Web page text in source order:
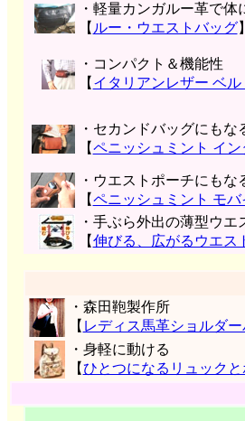
・軽量カンガルー革で体
【 ルー・ウエストバッグ】
・コンパクト＆機能性
【 イタリアンレザー ベル
・セカンドバッグにもな
【ペニッシュミント イン
・ウエストポーチにもな
【ペニッシュミント モバ
・手ぶら外出の薄型ウエ
【伸びる、広がるウエス
・森田鞄製作所
【 レディス馬革ショルダ
・身軽に動ける
【ひとつになるリュックと